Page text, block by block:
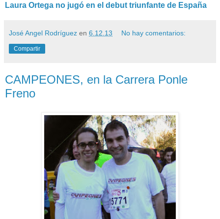
Laura Ortega no jugó en el debut triunfante de España
José Angel Rodríguez en 6.12.13 No hay comentarios:
Compartir
CAMPEONES, en la Carrera Ponle
Freno